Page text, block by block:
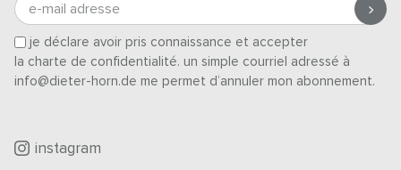
e-mail adresse
je déclare avoir pris connaissance et accepter
la charte de confidentialité. un simple courriel adressé à
info@dieter-horn.de me permet d’annuler mon abonnement.
instagram